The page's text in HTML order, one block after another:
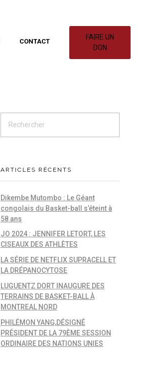
CONTACT
FAIRE UN
DON
ARTICLES RÉCENTS
Dikembe Mutombo : Le Géant
congolais du Basket-ball s’éteint à
58 ans
JO 2024 : JENNIFER LETORT, LES
CISEAUX DES ATHLÈTES
LA SÉRIE DE NETFLIX SUPRACELL ET
LA DRÉPANOCYTOSE
LUGUENTZ DORT INAUGURE DES
TERRAINS DE BASKET-BALL À
MONTREAL NORD
PHILÉMON YANG,DÉSIGNÉ
PRÉSIDENT DE LA 79ÈME SESSION
ORDINAIRE DES NATIONS UNIES